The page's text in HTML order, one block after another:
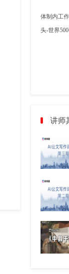
体制内工
头-世界
讲师